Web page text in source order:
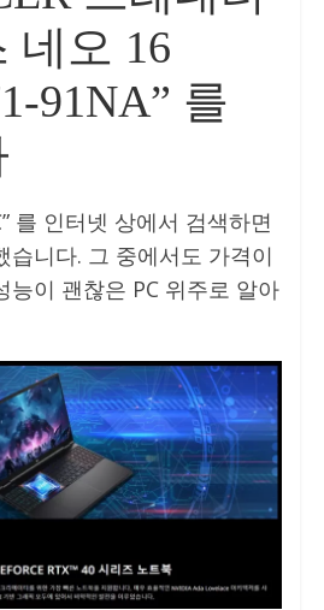
네오 16
91NA” 를
를 인터넷 상에서 검색하면
습니다. 그 중에서도 가격이
능이 괜찮은 PC 위주로 알아